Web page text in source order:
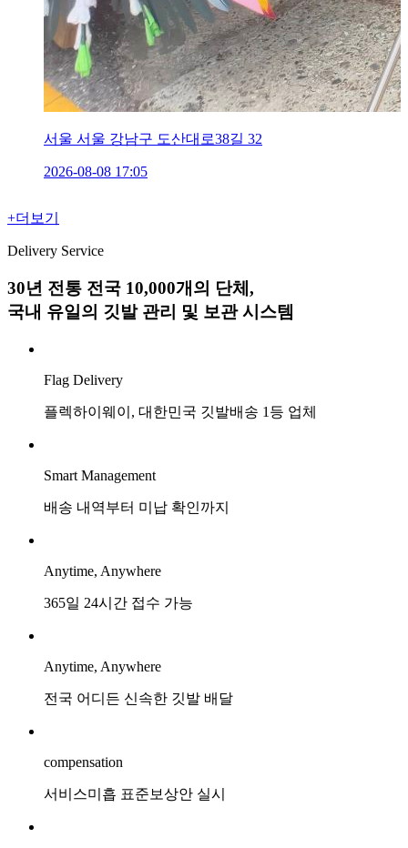
서울 서울 강남구 도산대로38길 32
2026-08-08 17:05
+더보기
Delivery Service
30년 전통 전국 10,000개의 단체,
국내 유일의 깃발 관리 및 보관 시스템
Flag Delivery
플렉하이웨이, 대한민국 깃발배송 1등 업체
Smart Management
배송 내역부터 미납 확인까지
Anytime, Anywhere
365일 24시간 접수 가능
Anytime, Anywhere
전국 어디든 신속한 깃발 배달
compensation
서비스미흡 표준보상안 실시